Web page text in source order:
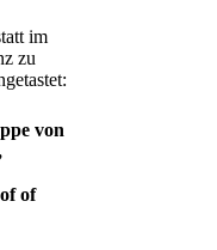
im
zu
von
of